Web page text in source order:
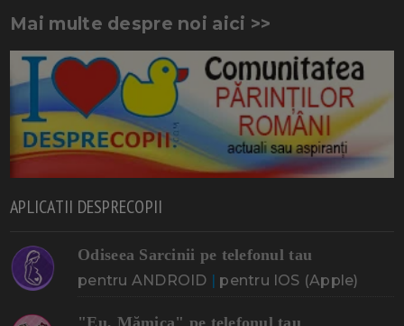
Mai multe despre noi aici >>
APLICATII DESPRECOPII
Odiseea Sarcinii pe telefonul tau
pentru ANDROID pentru IOS (Apple)